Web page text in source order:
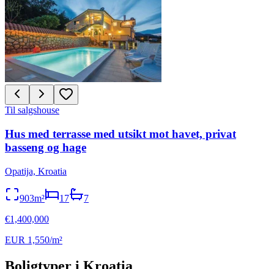
Til salgshouse
Hus med terrasse med utsikt mot havet, privat
basseng og hage
Opatija, Kroatia
903m² 17
7
€1,400,000
EUR 1,550/m²
Boligtyper i Kroatia